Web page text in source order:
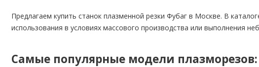
Предлагаем купить станок плазменной резки Фубаг в Москве. В
использования в условиях массового производства или выполнения
Самые популярные модели плазморезов: